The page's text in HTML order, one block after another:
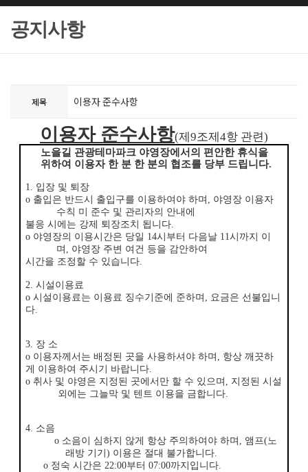
공지사항
제목 이용자 준수사항
이용자 준수사항(제9조제4항 관련)
노을길 관광테마파크 야영장에서의 편안한 휴식을
위하여 이용자 한 분 한 분의 협조를 당부 드립니다.
1. 입장 및 퇴장
ο 출입은 반드시 출입구를 이용하여야 하며 , 야영장 이용자
수칙 미 준수 및 관리자의 안내에
불응 시에는 강제 퇴장조치 됩니다.
ο 야영장의 이용시간은 당일 14시부터 다음날 11시까지 이
며 , 야영장 주변 여건 등을 감안하여
시간을 조정할 수 있습니다.
2. 시설이용료
ο 시설이용료는 이용료 징수기준에 준하며 , 요금은 선불입니
다.
3. 장 소
ο 이용자께서는 배정된 곳을 사용하셔야 하며 , 항상 깨끗하
게 이용하여 주시기 바랍니다.
ο 취사 및 야영은 지정된 곳에서만 할 수 있으며 , 지정된 시설
외에는 그늘막 및 텐트 이용을 금합니다.
4. 소음
ο 소음이 심하지 않게 항상 주의하여야 하며 , 앰프(노
래방 기기) 이용은 절대 불가합니다.
ο 정숙 시간은22:00부터07:00까지입니다.